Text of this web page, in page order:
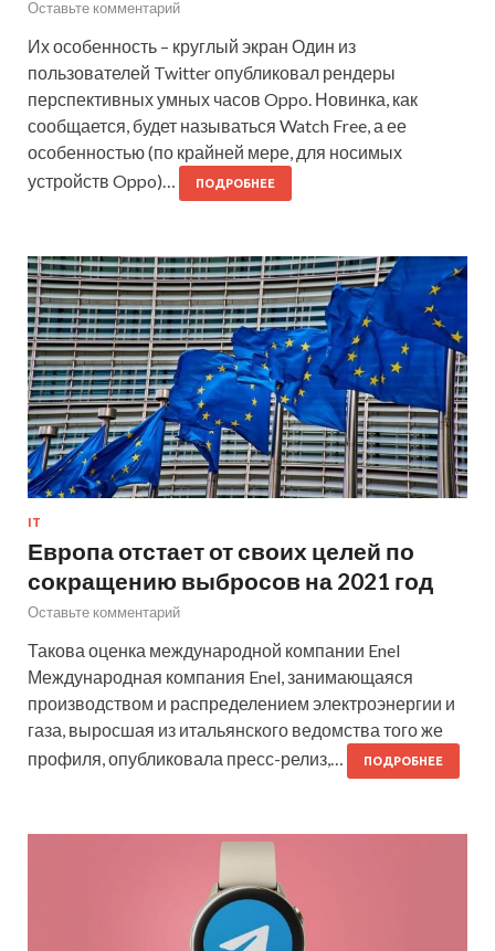
Оставьте комментарий
Их особенность – круглый экран Один из
пользователей Twitter опубликовал рендеры
перспективных умных часов Oppo. Новинка, как
сообщается, будет называться Watch Free, а ее
особенностью (по крайней мере, для носимых
устройств Oppo)…
ПОДРОБНЕЕ
IT
Европа отстает от своих целей по
сокращению выбросов на 2021 год
Оставьте комментарий
Такова оценка международной компании Enel
Международная компания Enel, занимающаяся
производством и распределением электроэнергии и
газа, выросшая из итальянского ведомства того же
профиля, опубликовала пресс-релиз,…
ПОДРОБНЕЕ